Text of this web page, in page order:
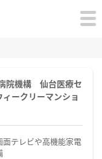
院機構 仙台医療セ
ークリーマンショ
面テレビや高機能家電